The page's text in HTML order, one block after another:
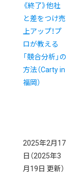
《終了》他社
と差をつけ売
上アップ！プ
ロが教える
「競合分析」の
方法（Carty in
福岡）
2025年2月17
日 （2025年3
月19日 更新）